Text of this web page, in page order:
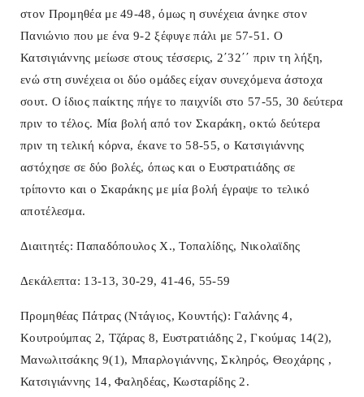
στον Προμηθέα με 49-48, όμως η συνέχεια άνηκε στον
Πανιώνιο που με ένα 9-2 ξέφυγε πάλι με 57-51. Ο
Κατσιγιάννης μείωσε στους τέσσερις, 2΄32΄΄ πριν τη λήξη,
ενώ στη συνέχεια οι δύο ομάδες είχαν συνεχόμενα άστοχα
σουτ. Ο ίδιος παίκτης πήγε το παιχνίδι στο 57-55, 30 δεύτερα
πριν το τέλος. Μία βολή από τον Σκαράκη, οκτώ δεύτερα
πριν τη τελική κόρνα, έκανε το 58-55, ο Κατσιγιάννης
αστόχησε σε δύο βολές, όπως και ο Ευστρατιάδης σε
τρίποντο και ο Σκαράκης με μία βολή έγραψε το τελικό
αποτέλεσμα.
Διαιτητές: Παπαδόπουλος Χ., Τοπαλίδης, Νικολαϊδης
Δεκάλεπτα: 13-13, 30-29, 41-46, 55-59
Προμηθέας Πάτρας (Ντάγιος, Κουντής): Γαλάνης 4,
Κουτρούμπας 2, Τζάρας 8, Ευστρατιάδης 2, Γκούμας 14(2),
Μανωλιτσάκης 9(1), Μπαρλογιάννης, Σκληρός, Θεοχάρης ,
Κατσιγιάννης 14, Φαληδέας, Κωσταρίδης 2.